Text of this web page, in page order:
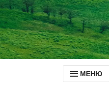
МЕНЮ